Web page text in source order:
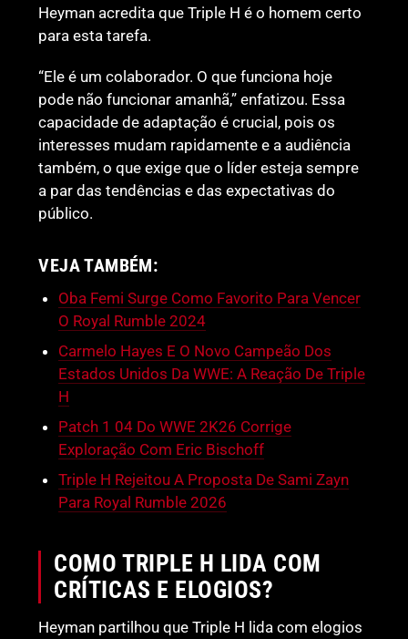
Heyman acredita que Triple H é o homem certo
para esta tarefa.
“Ele é um colaborador. O que funciona hoje
pode não funcionar amanhã,” enfatizou. Essa
capacidade de adaptação é crucial, pois os
interesses mudam rapidamente e a audiência
também, o que exige que o líder esteja sempre
a par das tendências e das expectativas do
público.
VEJA TAMBÉM:
Oba Femi Surge Como Favorito Para Vencer
O Royal Rumble 2024
Carmelo Hayes E O Novo Campeão Dos
Estados Unidos Da WWE: A Reação De Triple
H
Patch 1 04 Do WWE 2K26 Corrige
Exploração Com Eric Bischoff
Triple H Rejeitou A Proposta De Sami Zayn
Para Royal Rumble 2026
COMO TRIPLE H LIDA COM
CRÍTICAS E ELOGIOS?
Heyman partilhou que Triple H lida com elogios